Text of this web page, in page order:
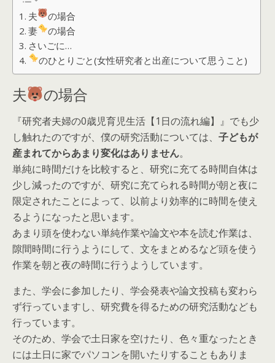
夫
の場合
妻
の場合
さいごに…
のひとりごと(女性研究者と出産について思うこと)
夫 の場合
『研究者夫婦の0歳児育児生活【1日の流れ編】』でも少
し触れたのですが、僕の研究活動については、 子どもが
産まれてからあまり変化はありません。
単純に時間だけを比較すると、研究に充てる時間自体は
少し減ったのですが、研究に充てられる時間が朝と夜に
限定されたことによって、以前より効率的に時間を使え
るようになったと思います。
あまり頭を使わない単純作業や論文や本を読む作業は、
隙間時間に行うようにして、文をまとめるなど頭を使う
作業を朝と夜の時間に行うようしています。
また、学会に参加したり、学会発表や論文投稿も変わら
ず行っていますし、研究費を得るための研究活動なども
行っています。
そのため、学会で土日家を空けたり、色々重なったとき
には土日に家でパソコンを開いたりすることもありま